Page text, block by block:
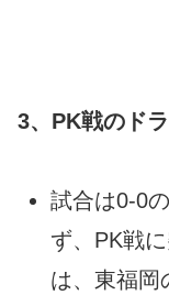
3、PK戦のド
試合は0-0
ず、PK戦
は、東福岡